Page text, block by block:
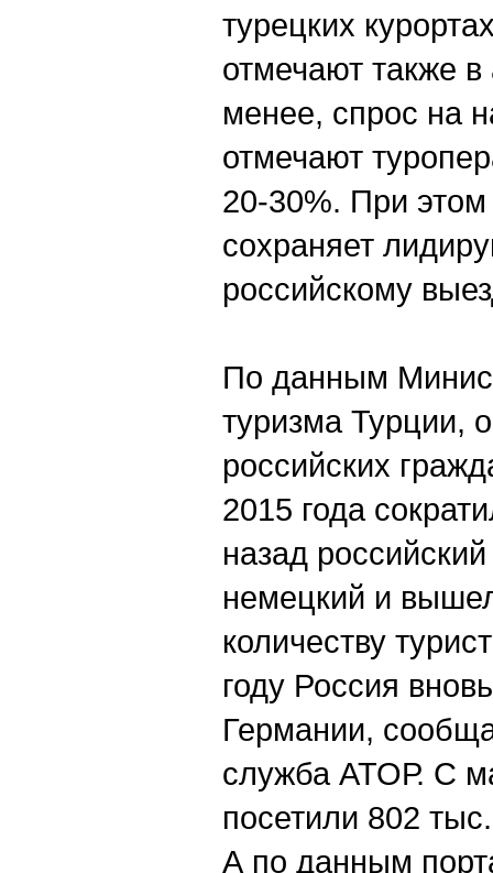
турецких
отмечают также
менее, спрос на
отмечают
20-30%. При
сохраняет
российскому
По данным
туризма Турции,
российских
2015 года
назад
немецкий и
количеству
году Россия
Германии,
служба АТОР. С
посетили 802
А по данным